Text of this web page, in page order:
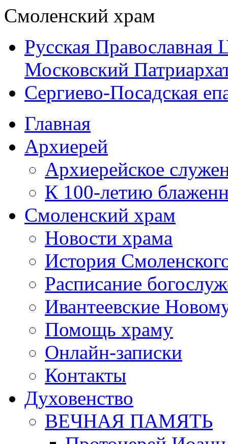
Смоленский храм
Русская Православная
Московский
Сергиево-Посадская
Главная
Архиерей
Архиерейское
К 100-летию
Смоленский храм
Новости храма
История
Расписание
Ивантеевские
Помощь храму
Онлайн-записки
Контакты
Духовенство
ВЕЧНАЯ ПАМЯТЬ